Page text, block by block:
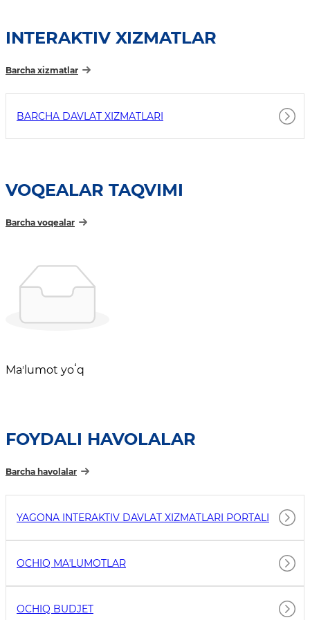
INTERAKTIV XIZMATLAR
Barcha xizmatlar
BARCHA DAVLAT XIZMATLARI
VOQEALAR TAQVIMI
Barcha voqealar
Maʼlumot yoʻq
FOYDALI HAVOLALAR
Barcha havolalar
YAGONA INTERAKTIV DAVLAT XIZMATLARI PORTALI
OCHIQ MAʼLUMOTLAR
OCHIQ BUDJET